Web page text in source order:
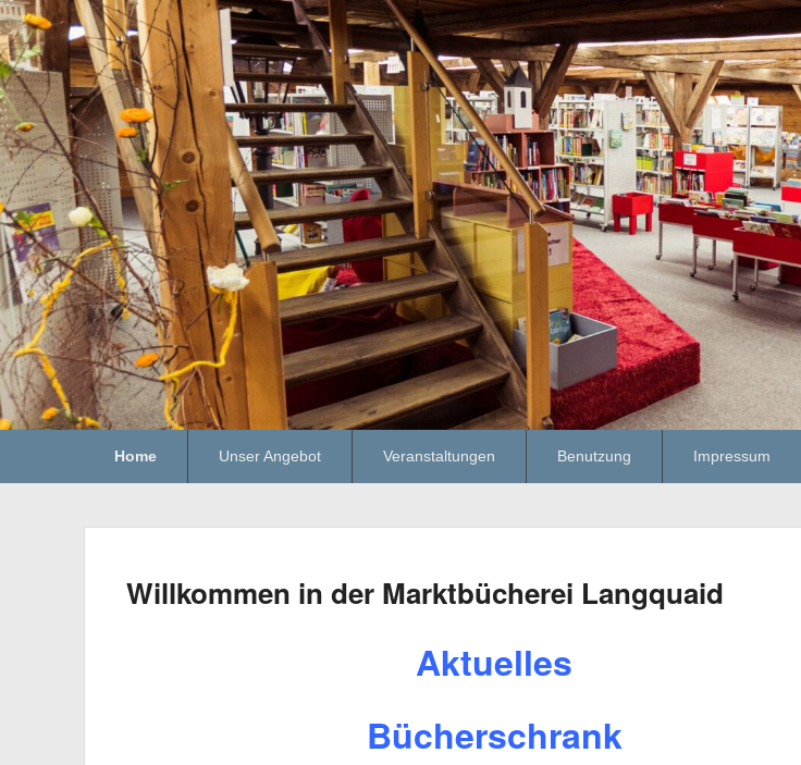
Home Unser Angebot Veranstaltungen Benutzung Impressum
Willkommen in der Marktbücherei Langquaid
Aktuelles
Bücherschrank